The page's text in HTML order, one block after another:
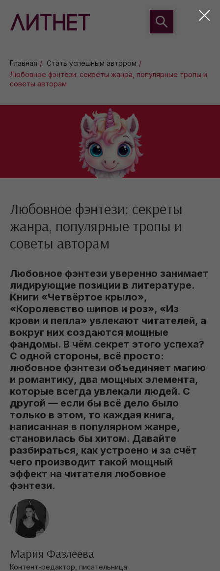
Главная / Стать успешным автором /
Любовное фэнтези: секреты жанра, популярные тропы и
советы авторам
Любовное фэнтези: секреты
жанра, популярные тропы и
советы авторам
Любовное фэнтези уверенно занимает
лидирующие позиции в литературе.
Книги «Четвёртое крыло»,
«Королевство шипов и роз», «Из
крови и пепла» увлекают читателей, а
вокруг них создаются мощные
фандомы. В чём секрет этого успеха?
С одной стороны, всё просто:
любовное фэнтези объединяет магию
и романтику, два мощных элемента,
которые всегда увлекали людей. С
другой — если бы всё дело было
только в этом, то каждая книга,
написанная в популярном жанре,
становилась бы хитом. Давайте
разбираться, как устроено и за счёт
чего производит такой мощный
эффект на читателя любовное
фэнтези.
Мария Фазлеева
Контент-редактор, писательница